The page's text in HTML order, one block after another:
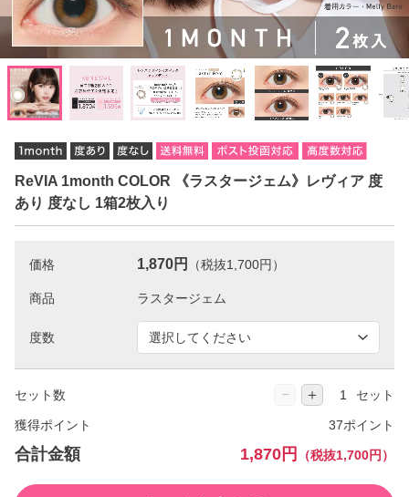
ReVIA 1month COLOR 《ラスタージェム》レヴィア 度
あり 度なし 1箱2枚入り
価格 1,870円 （税抜1,700円）
商品
度数
セット数 − ＋ セット
獲得ポイント 37ポイント
合計金額 1,870円 （税抜1,700円）